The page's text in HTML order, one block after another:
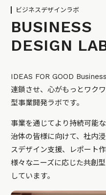
ビジネスデザインラボ
BUSINESS
DESIGN
IDEAS FOR GOOD
連鎖させ、心がもっとワク
型事業開発ラボです。
事業を通じてより持続可能
治体の皆様に向けて、社内
スデザイン支援、レポート
様々なニーズに応じた共創
しています。